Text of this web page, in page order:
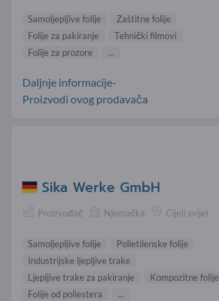
Samoljepljive folije
Zaštitne folije
Folije za pakiranje
Tehnički filmovi
Folije za prozore
...
Daljnje informacije-
Proizvodi ovog prodavača
Sika Werke GmbH
Proizvođač Njemačka Cijeli svijet
Samoljepljive folije
Polietilenske folije
Industrijske ljepljive trake
Ljepljive trake za pakiranje
Kompozitne folije
Folije od poliestera
...